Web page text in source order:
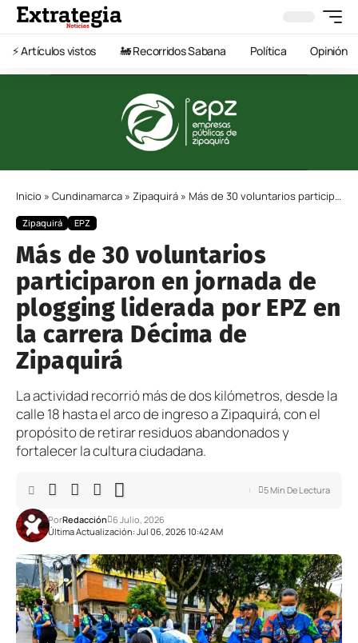
⚡️ Artículos vistos 🚂 Recorridos Sabana Política Opinión
Inicio » Cundinamarca » Zipaquirá » Más de 30 voluntarios participaron en jornada de plogging liderada por EPZ en la carrera Décima de Zipaquirá
Zipaquirá EPZ
Más de 30 voluntarios
participaron en jornada de
plogging liderada por EPZ en
la carrera Décima de
Zipaquirá
La actividad recorrió más de dos kilómetros, desde la
calle 18 hasta el arco de ingreso a Zipaquirá, con el
propósito de retirar residuos abandonados y
fortalecer la cultura ciudadana.
Última Actualización: Jul 06, 2026 10:42 AM
PorRedacción 6 Julio, 2026
5 Min De Lectura